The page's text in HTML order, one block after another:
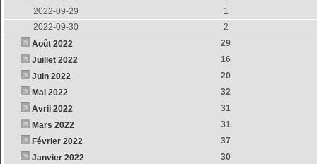
2022-09-29
1
2022-09-30
2
Août 2022
29
Juillet 2022
16
Juin 2022
20
Mai 2022
32
Avril 2022
31
Mars 2022
31
Février 2022
37
Janvier 2022
30